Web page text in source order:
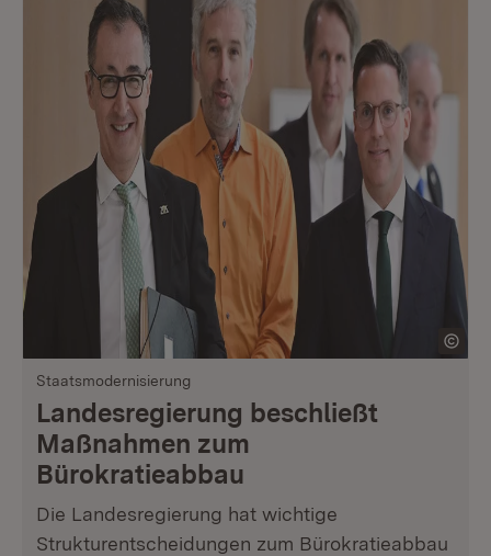
Staatsmodernisierung
Landesregierung beschließt
Maßnahmen zum
Bürokratieabbau
Die Landesregierung hat wichtige
Strukturentscheidungen zum Bürokratieabbau